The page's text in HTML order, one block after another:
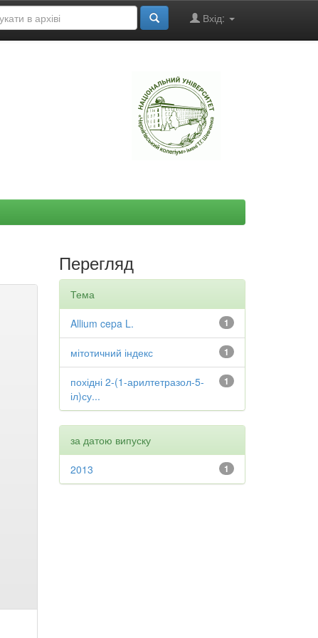
Вхід:
Перегляд
Тема
1
Allium cepa L.
1
мітотичний індекс
1
похідні 2-(1-арилтетразол-5-
іл)су...
за датою випуску
1
2013